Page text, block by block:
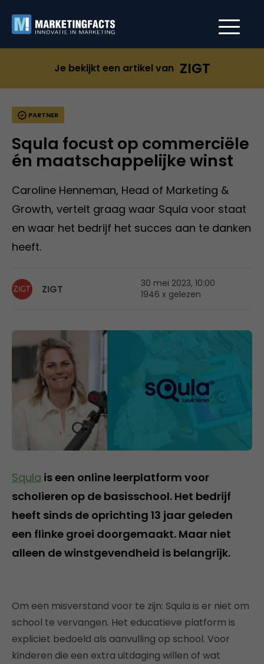
Je bekijkt een artikel van ZIGT
PARTNER
Squla focust op commerciële
én maatschappelijke winst
Caroline Henneman, Head of Marketing &
Growth, vertelt graag waar Squla voor staat
en waar het bedrijf het succes aan te danken
heeft.
ZIGT
30 mei 2023, 10:00
1946 x gelezen
Squla is een online leerplatform voor
scholieren op de basisschool. Het bedrijf
heeft sinds de oprichting 13 jaar geleden
een flinke groei doorgemaakt. Maar niet
alleen de winstgevendheid is belangrijk.
Om een misverstand voor te zijn: Squla is er niet om
school te vervangen. Het educatieve platform is
expliciet bedoeld als aanvulling op school. Voor
kinderen die een extra uitdaging willen of wat